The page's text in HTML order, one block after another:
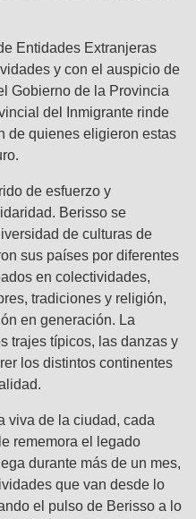
Entidades Extranjeras
y con el auspicio de
Gobierno de la Provincia
del Inmigrante rinde
de quienes eligieron estas
de esfuerzo y
Berisso se
de culturas de
sus países por diferentes
en colectividades,
tradiciones y religión,
en generación. La
trajes típicos, las danzas y
los distintos continentes
viva de la ciudad, cada
rememora el legado
durante más de un mes,
que van desde lo
el pulso de Berisso a lo